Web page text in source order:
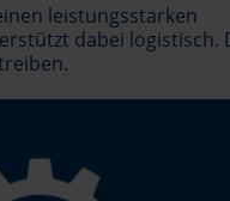
leistungsstarken
dabei logistisch.